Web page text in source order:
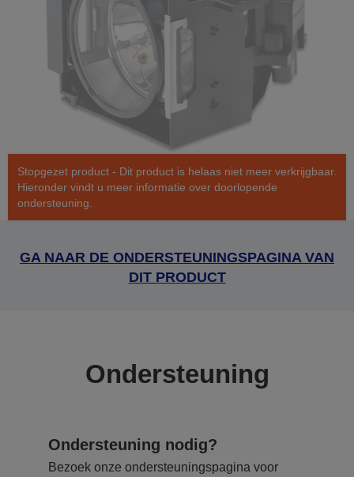
Stopgezet product - Dit product is helaas niet meer verkrijgbaar.
Hieronder vindt u meer informatie over doorlopende
ondersteuning.
GA NAAR DE ONDERSTEUNINGSPAGINA VAN
DIT PRODUCT
Ondersteuning
Ondersteuning nodig?
Bezoek onze ondersteuningspagina voor